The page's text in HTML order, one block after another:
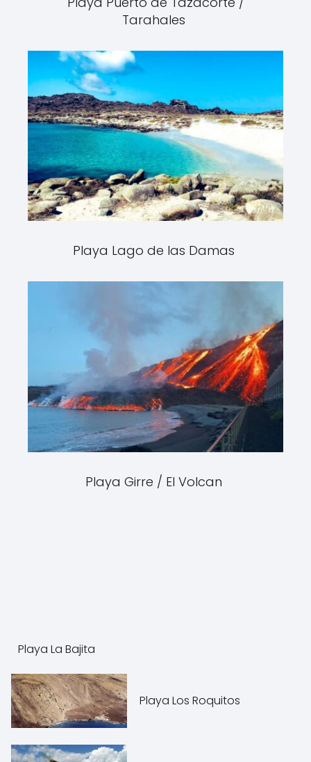
Tarahales
Playa Lago de las Damas
Playa Girre / El Volcan
Playa La Bajita
Playa Los Roquitos